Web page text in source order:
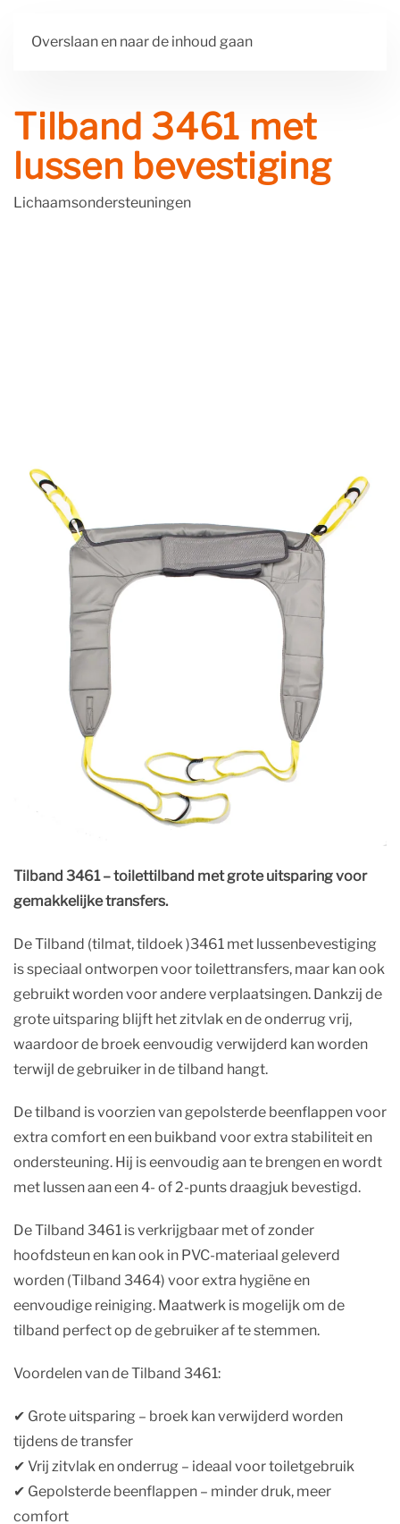
Overslaan en naar de inhoud gaan
Tilband 3461 met
lussen bevestiging
Lichaamsondersteuningen
Tilband 3461 – toilettilband met grote uitsparing voor
gemakkelijke transfers.
De Tilband (tilmat, tildoek )3461 met lussenbevestiging
is speciaal ontworpen voor toilettransfers, maar kan ook
gebruikt worden voor andere verplaatsingen. Dankzij de
grote uitsparing blijft het zitvlak en de onderrug vrij,
waardoor de broek eenvoudig verwijderd kan worden
terwijl de gebruiker in de tilband hangt.
De tilband is voorzien van gepolsterde beenflappen voor
extra comfort en een buikband voor extra stabiliteit en
ondersteuning. Hij is eenvoudig aan te brengen en wordt
met lussen aan een 4- of 2-punts draagjuk bevestigd.
De Tilband 3461 is verkrijgbaar met of zonder
hoofdsteun en kan ook in PVC-materiaal geleverd
worden (Tilband 3464) voor extra hygiëne en
eenvoudige reiniging. Maatwerk is mogelijk om de
tilband perfect op de gebruiker af te stemmen.
Voordelen van de Tilband 3461:
✔︎ Grote uitsparing – broek kan verwijderd worden
tijdens de transfer
✔︎ Vrij zitvlak en onderrug – ideaal voor toiletgebruik
✔︎ Gepolsterde beenflappen – minder druk, meer
comfort